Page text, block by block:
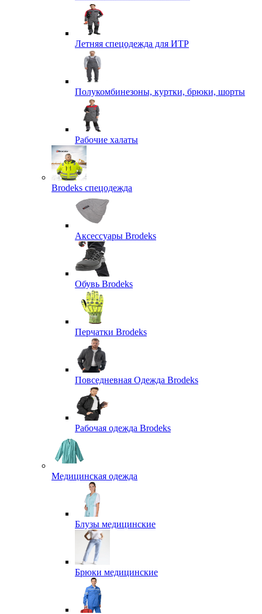
Летняя спецодежда для ИТР
Полукомбинезоны, куртки, брюки, шорты
Рабочие халаты
Brodeks спецодежда
Аксессуары Brodeks
Обувь Brodeks
Перчатки Brodeks
Повседневная Одежда Brodeks
Рабочая одежда Brodeks
Медицинская одежда
Блузы медицинские
Брюки медицинские